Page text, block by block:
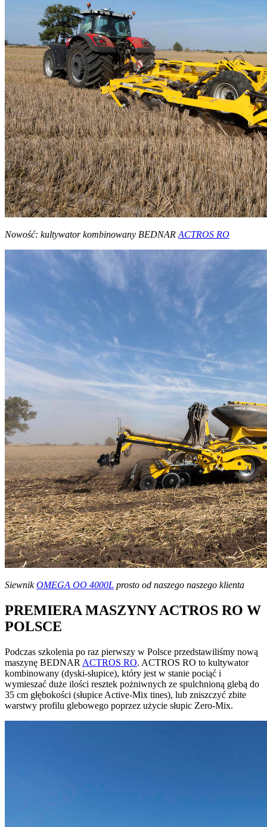
Nowość: kultywator kombinowany BEDNAR ACTROS RO
SiewnikOMEGA OO 4000L prosto od naszego naszego klienta
PREMIERA MASZYNY ACTROS RO W
POLSCE
Podczas szkolenia po raz pierwszy w Polsce przedstawiliśmy nową
maszynę BEDNAR ACTROS RO. ACTROS RO to kultywator
kombinowany (dyski-słupice), który jest w stanie pociąć i
wymieszać duże ilości resztek pożniwnych ze spulchnioną glebą do
35 cm głębokości (słupice Active-Mix tines), lub zniszczyć zbite
warstwy profilu glebowego poprzez użycie słupic Zero-Mix.